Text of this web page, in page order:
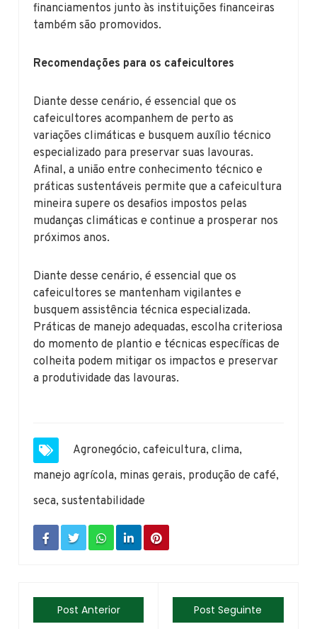
financiamentos junto às instituições financeiras
também são promovidos.
Recomendações para os cafeicultores
Diante desse cenário, é essencial que os
cafeicultores acompanhem de perto as
variações climáticas e busquem auxílio técnico
especializado para preservar suas lavouras.
Afinal, a união entre conhecimento técnico e
práticas sustentáveis permite que a cafeicultura
mineira supere os desafios impostos pelas
mudanças climáticas e continue a prosperar nos
próximos anos.
Diante desse cenário, é essencial que os
cafeicultores se mantenham vigilantes e
busquem assistência técnica especializada.
Práticas de manejo adequadas, escolha criteriosa
do momento de plantio e técnicas específicas de
colheita podem mitigar os impactos e preservar
a produtividade das lavouras.
Agronegócio,cafeicultura,clima,
manejo agrícola, minas gerais, produção de café,
seca,sustentabilidade
Post Anterior Post Seguinte